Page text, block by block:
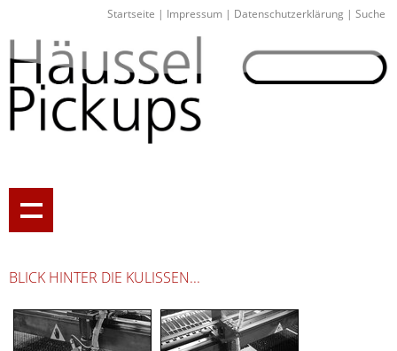
Startseite | Impressum | Datenschutzerklärung | Suche
BLICK HINTER DIE KULISSEN...